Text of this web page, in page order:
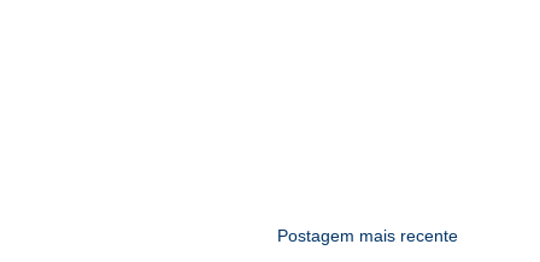
Postagem mais recente